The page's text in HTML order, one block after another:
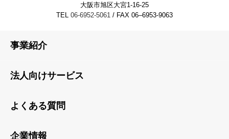
大阪市旭区大宮1-16-25
TEL 06-6952-5061 / FAX 06–6953-9063
事業紹介
法人向けサービス
よくある質問
企業情報